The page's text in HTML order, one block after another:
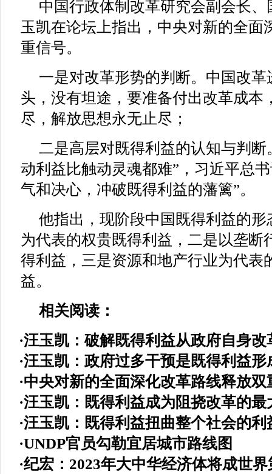
中国行政体制改革研究会副会长
玉凯在论坛上指出，中央对新的全面
重信号。
一是对改革形势的判断。中国改
头，没有坦途，要准备付出改革成本
尽，解放思想永无止尽；
二是高层对既得利益的认知与判断
动利益比触动灵魂都难”，习近平总
气和决心，冲破既得利益的藩篱”。
他指出，现阶段中国既得利益的
为代表的权贵既得利益，二是以垄断
得利益，三是资源和地产行业为代表
益。
相关阅读：
·汪玉凯：破解既得利益从政府自身改
·汪玉凯：政府过多干预是既得利益形
·中央对新的全面深化改革路线释放双
·汪玉凯：既得利益成为阻挠改革的最
·汪玉凯：既得利益扭曲整个社会的利
·UNDP官员勾勒宜居城市路线图
·纪宏：2023年大中华经济体将成世